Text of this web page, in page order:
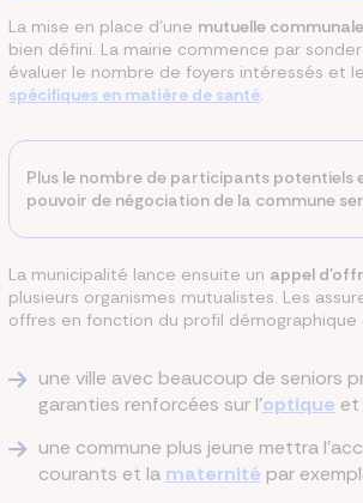
La mise en place d'une mutuelle communale
bien défini. La mairie commence par
évaluer le nombre de foyers intéressés et
spécifiques en matière de santé.
Plus le nombre de participants potentiels
pouvoir de négociation de la commune
La municipalité lance ensuite un appel
plusieurs organismes mutualistes. Les
offres en fonction du profil démographique
une ville avec beaucoup de seniors
garanties renforcées sur l'optique et
une commune plus jeune mettra
courants et la maternité par